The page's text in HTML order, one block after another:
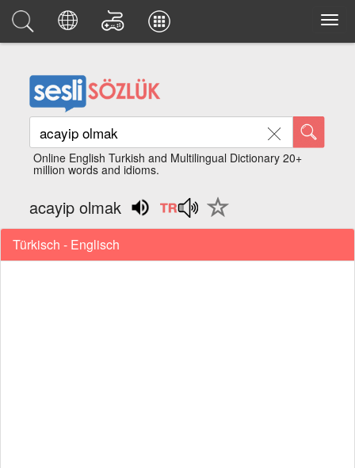
Online English Turkish and Multilingual Dictionary 20+
million words and idioms.
acayip olmak
Türkisch - Englisch